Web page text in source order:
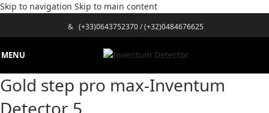
Skip to navigation Skip to main content
& (+33)0643752370/(+32)0484676625
MENU
Gold step pro max-Inventum
Detector 5